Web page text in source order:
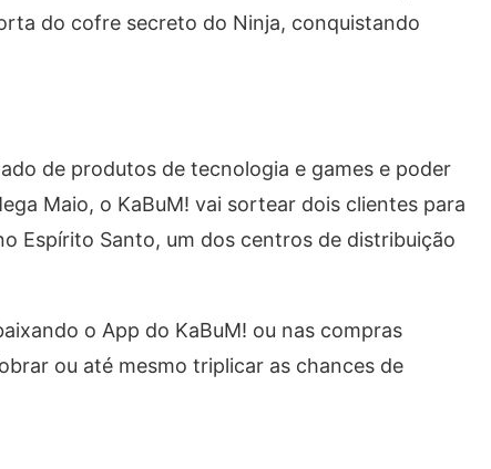
do cofre secreto do Ninja, conquistando
de produtos de tecnologia e games e poder
Maio, o KaBuM! vai sortear dois clientes para
Espírito Santo, um dos centros de distribuição
o App do KaBuM! ou nas compras
ou até mesmo triplicar as chances de